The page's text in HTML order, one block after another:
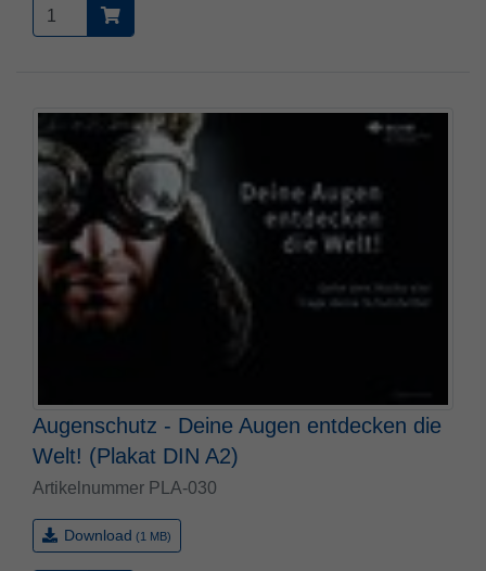
Augenschutz - Deine Augen entdecken die
Welt! (Plakat DIN A2)
Artikelnummer PLA-030
Download (1 MB)